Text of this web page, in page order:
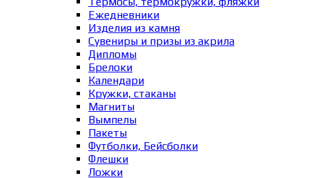
Ежедневники
Изделия из камня
Сувениры и призы из акрила
Дипломы
Брелоки
Календари
Кружки, стаканы
Магниты
Вымпелы
Пакеты
Футболки, Бейсболки
Флешки
Ложки